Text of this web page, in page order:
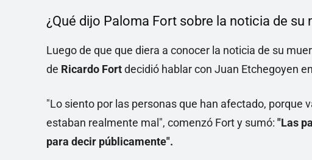
¿Qué dijo Paloma Fort sobre la noticia de su
Luego de que que diera a conocer la noticia de su
de Ricardo Fortdecidió hablar con Juan Etchegoyen
"Lo siento por las personas que han afectado, porque
estaban realmente mal", comenzó Fort y sumó: "Las
para decir públicamente".